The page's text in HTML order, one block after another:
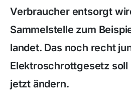
Verbraucher entsorgt
Sammelstelle zum
landet. Das noch recht
Elektroschrottgesetz soll
jetzt ändern.